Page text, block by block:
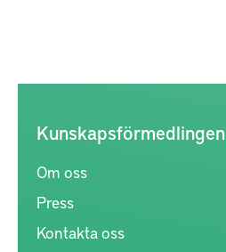
Kunskapsförmedlingen
Om oss
Press
Kontakta oss